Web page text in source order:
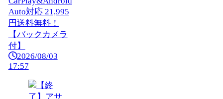
Auto対応 21,995
円送料無料！
【バックカメラ
付】
2026/08/03
17:57